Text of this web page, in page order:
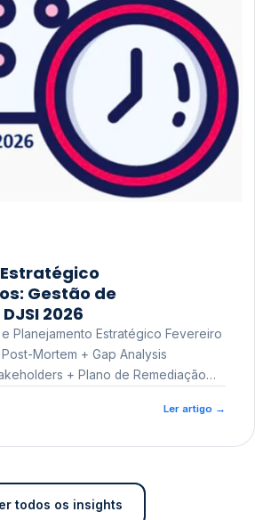
Gestão de
2026
e Planejamento Estratégico Fevereiro
Mortem + Gap Analysis
+ Plano de Remediação
Ler artigo →
todos os insights